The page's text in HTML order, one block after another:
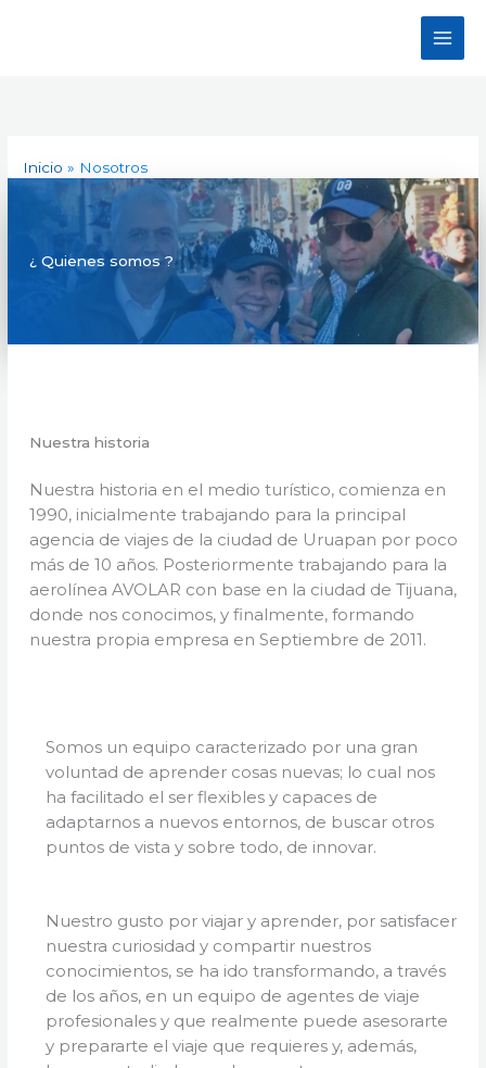
Inicio Nosotros
¿ Quienes somos ?
Nuestra historia
Nuestra historia en el medio turístico, comienza en
1990, inicialmente trabajando para la principal
agencia de viajes de la ciudad de Uruapan por poco
más de 10 años. Posteriormente trabajando para la
aerolínea AVOLAR con base en la ciudad de Tijuana,
donde nos conocimos, y finalmente, formando
nuestra propia empresa en Septiembre de 2011.
Somos un equipo caracterizado por una gran
voluntad de aprender cosas nuevas; lo cual nos
ha facilitado el ser flexibles y capaces de
adaptarnos a nuevos entornos, de buscar otros
puntos de vista y sobre todo, de innovar.
Nuestro gusto por viajar y aprender, por satisfacer
nuestra curiosidad y compartir nuestros
conocimientos, se ha ido transformando, a través
de los años, en un equipo de agentes de viaje
profesionales y que realmente puede asesorarte
y prepararte el viaje que requieres y, además,